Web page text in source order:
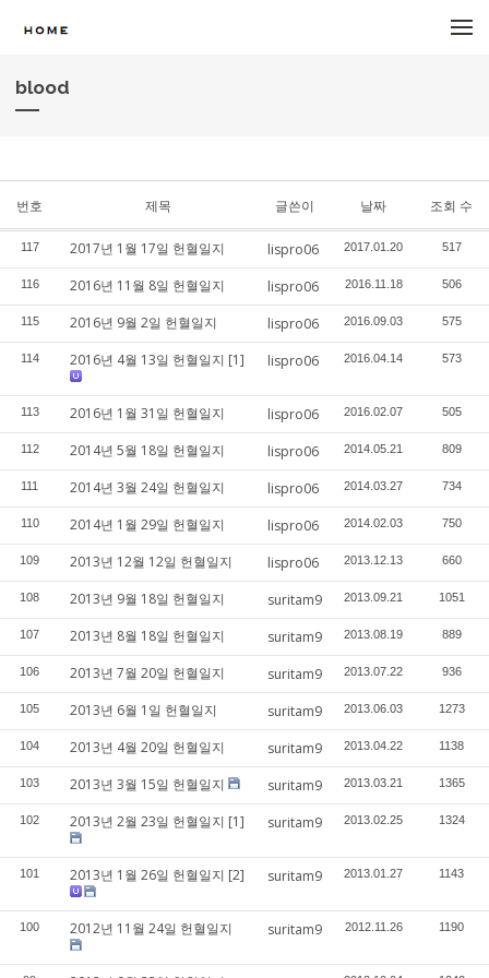
blood
번호 제목 글쓴이 날짜 조회 수
117 2017년 1월 17일 헌혈일지 lispro06 2017.01.20 517
116 2016년 11월 8일 헌혈일지 lispro06 2016.11.18 506
115 2016년 9월 2일 헌혈일지 lispro06 2016.09.03 575
114 2016년 4월 13일 헌혈일지 [1] lispro06 2016.04.14 573
113 2016년 1월 31일 헌혈일지 lispro06 2016.02.07 505
112 2014년 5월 18일 헌혈일지 lispro06 2014.05.21 809
111 2014년 3월 24일 헌혈일지 lispro06 2014.03.27 734
110 2014년 1월 29일 헌혈일지 lispro06 2014.02.03 750
109 2013년 12월 12일 헌혈일지 lispro06 2013.12.13 660
108 2013년 9월 18일 헌혈일지 suritam9 2013.09.21 1051
107 2013년 8월 18일 헌혈일지 suritam9 2013.08.19 889
106 2013년 7월 20일 헌혈일지 suritam9 2013.07.22 936
105 2013년 6월 1일 헌혈일지 suritam9 2013.06.03 1273
104 2013년 4월 20일 헌혈일지 suritam9 2013.04.22 1138
103 2013년 3월 15일 헌혈일지 suritam9 2013.03.21 1365
102 2013년 2월 23일 헌혈일지 [1] suritam9 2013.02.25 1324
101 2013년 1월 26일 헌혈일지 [2] suritam9 2013.01.27 1143
100 2012년 11월 24일 헌혈일지 suritam9 2012.11.26 1190